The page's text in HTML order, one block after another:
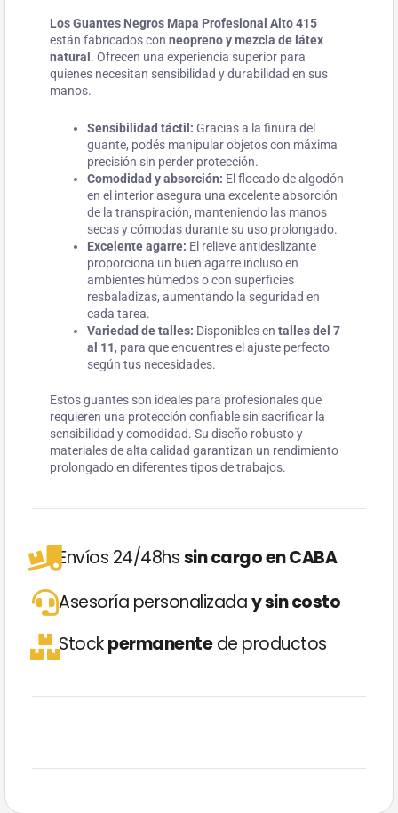
Los Guantes Negros Mapa Profesional Alto 415
están fabricados con neopreno y mezcla de látex
natural . Ofrecen una experiencia superior para
quienes necesitan sensibilidad y durabilidad en sus
manos.
Sensibilidad táctil: Gracias a la finura del
guante, podés manipular objetos con máxima
precisión sin perder protección.
Comodidad y absorción: El flocado de algodón
en el interior asegura una excelente absorción
de la transpiración, manteniendo las manos
secas y cómodas durante su uso prolongado.
Excelente agarre: El relieve antideslizante
proporciona un buen agarre incluso en
ambientes húmedos o con superficies
resbaladizas, aumentando la seguridad en
cada tarea.
Variedad de talles: Disponibles en talles del 7
al 11, para que encuentres el ajuste perfecto
según tus necesidades.
Estos guantes son ideales para profesionales que
requieren una protección confiable sin sacrificar la
sensibilidad y comodidad. Su diseño robusto y
materiales de alta calidad garantizan un rendimiento
prolongado en diferentes tipos de trabajos.
Envíos 24/48hssin cargo en CABA
Asesoría personalizaday sin costo
Stockpermanentede productos